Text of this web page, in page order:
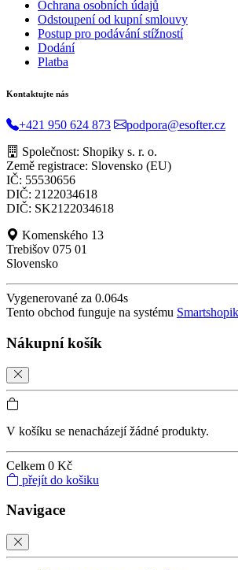
Ochrana osobních údajů
Odstoupení od kupní smlouvy
Postup pro podávání stížností
Dodání
Platba
Kontaktujte nás
+421 950 624 873
podpora@esofter.cz
Společnost: Shopiky s. r. o.
Země registrace: Slovensko (EU)
IČ: 55530656
DIČ: 2122034618
DIČ: SK2122034618
Komenského 13
Trebišov 075 01
Slovensko
Vygenerované za 0.064s
Tento obchod funguje na systému
Nákupní košík
V košíku se nenacházejí žádné produkty.
Celkem 0 Kč
přejít do košiku
Navigace